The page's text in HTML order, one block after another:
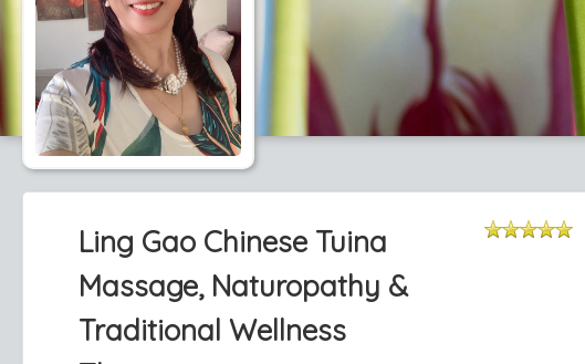
Ling Gao Chinese Tuina
Massage, Naturopathy &
Traditional Wellness